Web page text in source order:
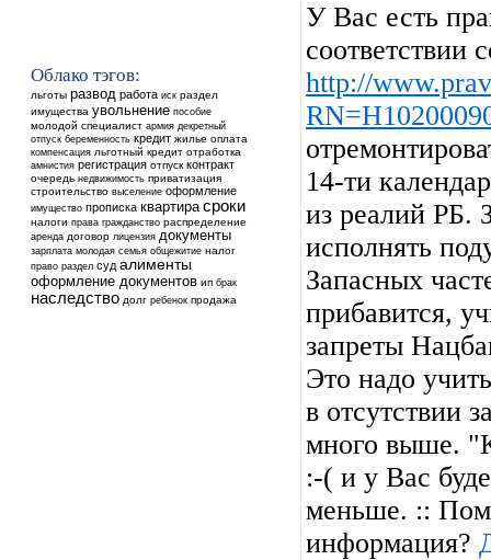
Облако тэгов:
льготы развод работа иск раздел
имущества увольнение пособие
молодой специалист армия декретный
отпуск беременность кредит жилье оплата
компенсация льготный кредит отработка
амнистия регистрация отпуск контракт
очередь недвижимость приватизация
строительство выселение оформление
имущество прописка квартира сроки
налоги права гражданство распределение
аренда договор лицензия документы
зарплата молодая семья общежитие налог
право раздел суд алименты
оформление документов ип брак
наследство долг ребенок продажа
У Вас есть
соответствии
http://
14-ти
из реалий РБ.
исполнять
Запасных
прибавится,
запреты
Это надо
в отсутствии
много выше.
:-( и у Вас
меньше. ::
информация?